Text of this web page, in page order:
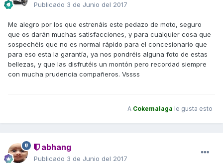
Publicado 3 de Junio del 2017
Me alegro por los que estrenáis este pedazo de moto, seguro
que os darán muchas satisfacciones, y para cualquier cosa que
sospechéis que no es normal rápido para el concesionario que
para eso esta la garantía, ya nos pondréis alguna foto de estas
bellezas, y que las disfrutéis un montón pero recordad siempre
con mucha prudencia compañeros. Vssss
A Cokemalaga le gusta esto
abhang
Publicado 3 de Junio del 2017